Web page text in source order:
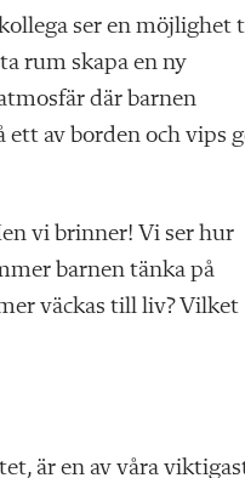
ser en möjlighet
rum skapa en ny
där barnen
av borden och vips
vi brinner! Vi ser hur
barnen tänka på
väckas till liv? Vilket
är en av våra